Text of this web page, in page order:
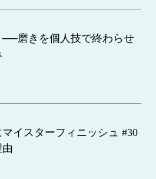
──磨きを個人技で終わらせ
イスターフィニッシュ #30